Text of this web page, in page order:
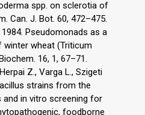
spp. on sclerotia of
Can. J. Bot. 60, 472–475.
1984. Pseudomonads as a
wheat (Triticum
16, 1, 67–71.
Z., Varga L., Szigeti
strains from the
in vitro screening for
foodborne